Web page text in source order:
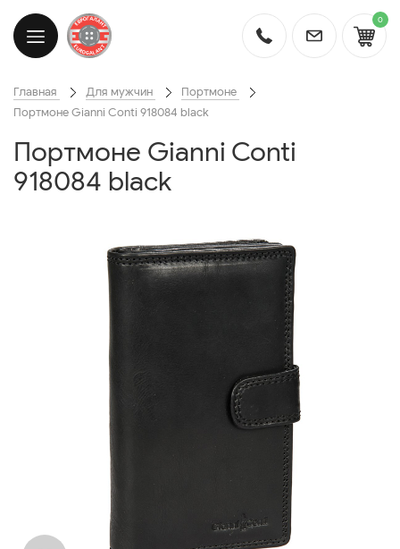
0
Главная Для мужчин
Портмоне
Портмоне Gianni Conti 918084 black
Портмоне Gianni Conti
918084 black